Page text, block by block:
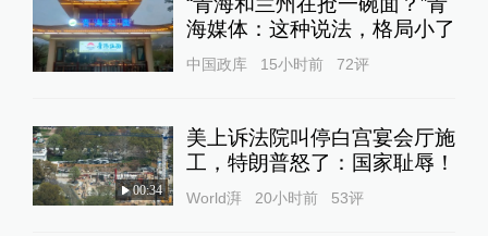
海媒体：这种说法，格局小了
中国政库 15小时前 72评
00:34
美上诉法院叫停白宫宴会厅施
工，特朗普怒了：国家耻辱！
World湃 20小时前 53评